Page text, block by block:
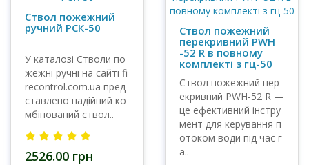
Ствол пожежний
ручний РСК-50
У каталозі Стволи по
жежні ручні на сайті fi
recontrol.com.ua пред
ставлено надійний ко
мбінований ствол..
2526.00 грн
Ствол пожежний
перекривний PWH
-52 R в повному
комплекті з гц-50
Ствол пожежний пер
екривний PWH-52 R —
це ефективний інстру
мент для керування п
отоком води під час г
а..